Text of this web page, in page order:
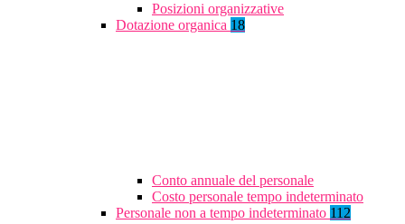
Posizioni organizzative
Dotazione organica 18
Conto annuale del personale
Costo personale tempo indeterminato
Personale non a tempo indeterminato 112